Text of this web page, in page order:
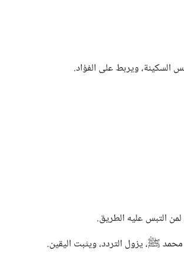
السكينة، ويربط على الفؤاد.
التبس عليه الطريق.
ﷺ، يزول التردد، ويثبت اليقين.